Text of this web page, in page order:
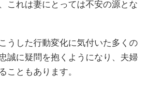
これは妻にとっては不安の源とな
うした行動変化に気付いた多くの
誠に疑問を抱くようになり、夫婦
こともあります。